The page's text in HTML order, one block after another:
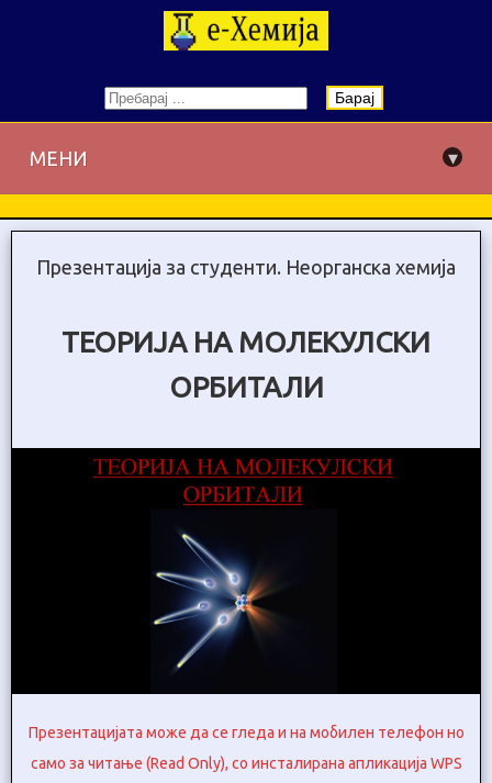
Барај
МЕНИ ▾
Презентација за студенти. Неорганска хемија
ТЕОРИЈА НА МОЛЕКУЛСКИ
ОРБИТАЛИ
Презентацијата може да се гледа и на мобилен телефон но
само за читање (Read Only), со инсталирана апликација WPS